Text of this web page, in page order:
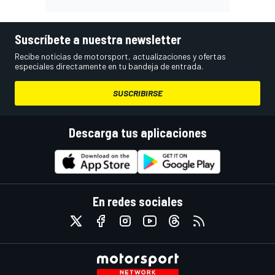
Suscríbete a nuestra newsletter
Recibe noticias de motorsport, actualizaciones y ofertas
especiales directamente en tu bandeja de entrada.
SUSCRIBIRSE
Descarga tus aplicaciones
En redes sociales